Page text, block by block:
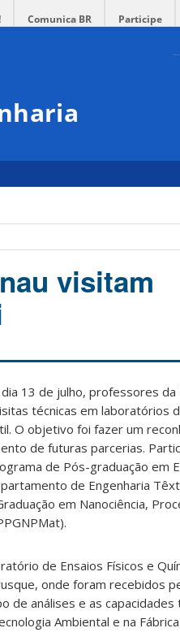
Comunica BR Participe
visitam
13 de julho, professores da
técnicas em laboratórios
O objetivo foi fazer um
de futuras parcerias.
de Pós-graduação em
de Engenharia
em Nanociência,
de Ensaios Físicos e
onde foram recebidos
de análises e as capacidades
Ambiental e na Fábrica